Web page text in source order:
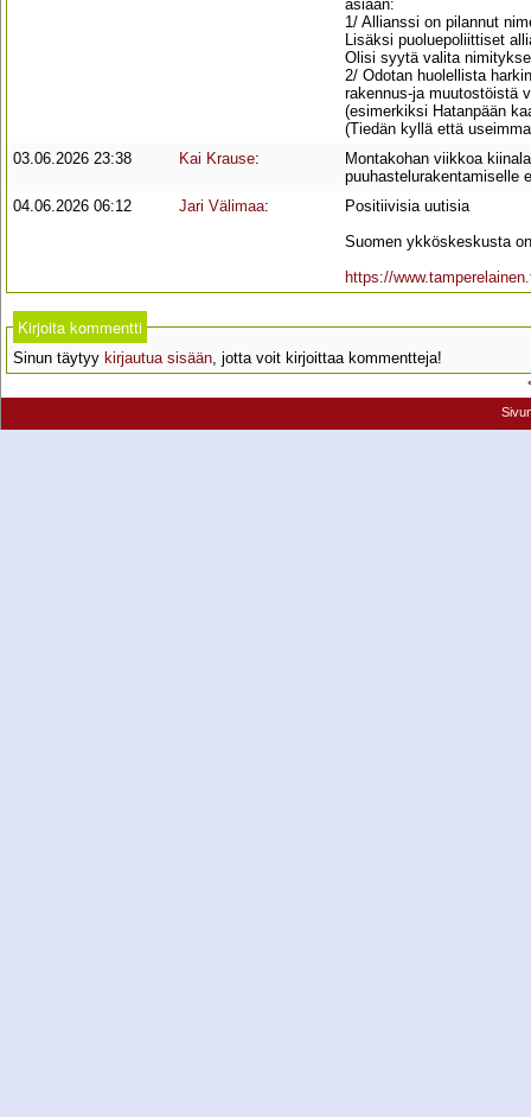
asiaan:
1/ Allianssi on pilannut
Lisäksi puoluepoliittiset
Olisi syytä valita
2/ Odotan huolellista
rakennus-ja muutostöistä
(esimerkiksi Hatanpään
(Tiedän kyllä että
03.06.2026 23:38
Kai Krause:
Montakohan viikkoa
puuhastelurakentamiselle
04.06.2026 06:12
Jari Välimaa:
Positiivisia uutisia
Suomen ykköskeskusta
https://
Kirjoita kommentti
Sinun täytyy kirjautua sisään , jotta voit kirjoittaa kommentteja!